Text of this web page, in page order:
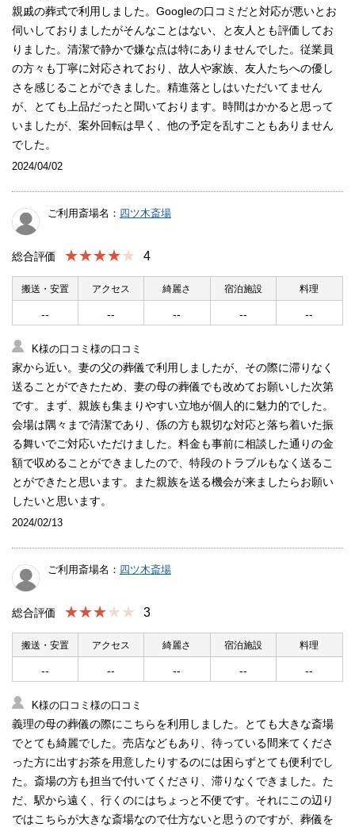
親戚の葬式で利用しました。Googleの口コミだと対応が悪いとお
伺いしておりましたがそんなことはない、と友人とも評価してお
りました。清潔で静かで嫌な点は特にありませんでした。従業員
の方々も丁寧に対応されており、故人や家族、友人たちへの優し
さを感じることができました。精進落としはいただいてません
が、とても上品だったと聞いております。時間はかかると思って
いましたが、案外回転は早く、他の予定を乱すこともありません
でした。
2024/04/02
ご利用斎場名： 四ツ木斎場
総合評価 ★★★★ 4
搬送・安置
--
アクセス
--
綺麗さ
--
宿泊施設
--
料理
--
K様の口コミ様の口コミ
家から近い。妻の父の葬儀で利用しましたが、その際に滞りなく
送ることができたため、妻の母の葬儀でも改めてお願いした次第
です。まず、親族も集まりやすい立地が個人的に魅力的でした。
会場は隅々まで清潔であり、係の方も親切な対応と落ち着いた振
る舞いでご対応いただけました。料金も事前に相談した通りの金
額で収めることができましたので、特段のトラブルもなく送るこ
とができたと思います。また親族を送る機会が来ましたらお願い
したいと思います。
2024/02/13
ご利用斎場名： 四ツ木斎場
総合評価 ★★★ 3
搬送・安置
--
アクセス
--
綺麗さ
--
宿泊施設
--
料理
--
K様の口コミ様の口コミ
義理の母の葬儀の際にこちらを利用しました。とても大きな斎場
でとても綺麗でした。売店などもあり、待っている間来てくださ
った方に出すお茶を用意したりするのには困らずとても便利でし
た。斎場の方も担当で付いてくださり、滞りなくできました。た
だ、駅から遠く、行くのにはちょっと不便です。それにこの辺り
ではこちらが大きな斎場なので仕方ないと思うのですが、葬儀を